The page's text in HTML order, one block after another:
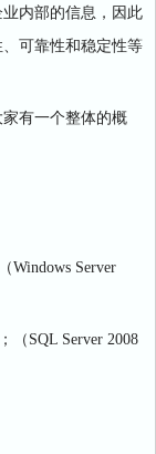
内部的信息，因此
可靠性和稳定性等
有一个整体的概
Windows Server
（ SQL Server 2008